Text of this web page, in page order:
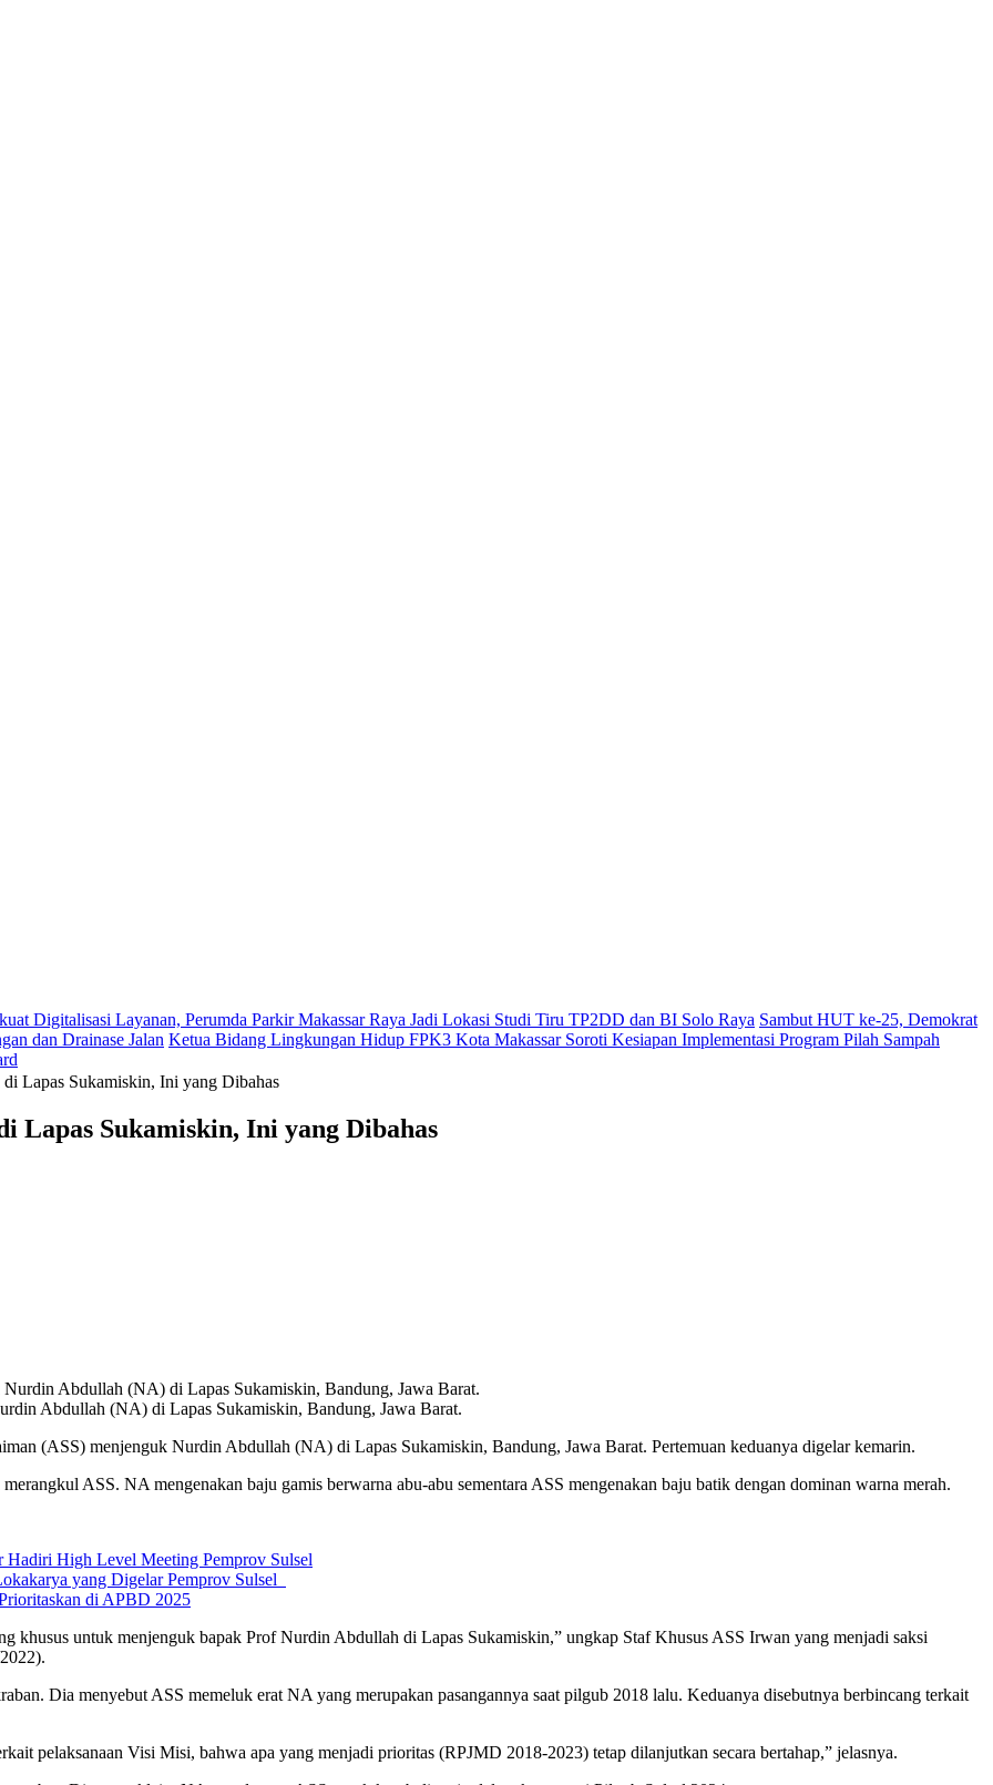
Digitalisasi Layanan, Perumda Parkir Makassar Raya Jadi Lokasi Studi Tiru TP2DD dan BI Solo Raya Sambut HUT ke-25, Demokrat
dan Drainase Jalan Ketua Bidang Lingkungan Hidup FPK3 Kota Makassar Soroti Kesiapan Implementasi Program Pilah Sampah
Lapas Sukamiskin, Ini yang Dibahas
Lapas Sukamiskin, Ini yang Dibahas
Abdullah (NA) di Lapas Sukamiskin, Bandung, Jawa Barat.
(ASS) menjenguk Nurdin Abdullah (NA) di Lapas Sukamiskin, Bandung, Jawa Barat. Pertemuan keduanya digelar kemarin.
ASS. NA mengenakan baju gamis berwarna abu-abu sementara ASS mengenakan baju batik dengan dominan warna merah.
Hadiri High Level Meeting Pemprov Sulsel
yang Digelar Pemprov Sulsel
di APBD 2025
khusus untuk menjenguk bapak Prof Nurdin Abdullah di Lapas Sukamiskin,” ungkap Staf Khusus ASS Irwan yang menjadi saksi
Dia menyebut ASS memeluk erat NA yang merupakan pasangannya saat pilgub 2018 lalu. Keduanya disebutnya berbincang terkait
pelaksanaan Visi Misi, bahwa apa yang menjadi prioritas (RPJMD 2018-2023) tetap dilanjutkan secara bertahap,” jelasnya.